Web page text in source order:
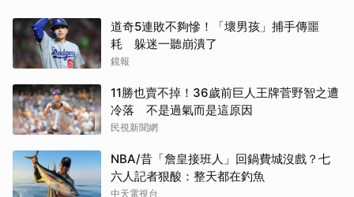
道奇5連敗不夠慘！「壞男孩」捕手傳噩
耗 躲迷一聽崩潰了
鏡報
11勝也賣不掉！36歲前巨人王牌菅野智之遭
冷落 不是過氣而是這原因
民視新聞網
NBA/昔「詹皇接班人」回鍋費城沒戲？七
六人記者狠酸：整天都在釣魚
中天電視台